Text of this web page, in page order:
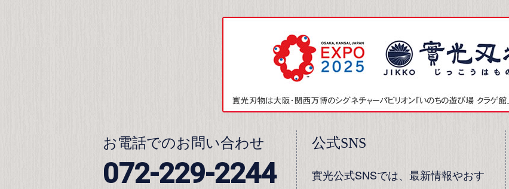
お電話でのお問い合わせ
072-229-2244
公式SNS
實光公式SNSでは、最新情報やおす